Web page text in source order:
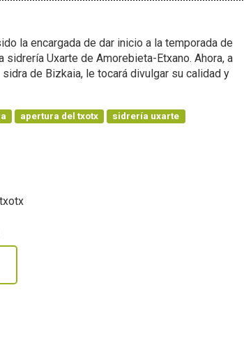
la encargada de dar inicio a la temporada de
sidrería Uxarte de Amorebieta-Etxano. Ahora, a
de Bizkaia, le tocará divulgar su calidad y
apertura del txotx sidrería uxarte